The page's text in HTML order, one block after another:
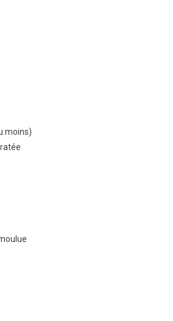
moins)